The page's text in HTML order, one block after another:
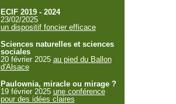
ECIF 2019 - 2024
23/02/2025
un dispositif foncier efficace
Sciences naturelles et sciences
sociales
20 février 2025 au pied du Ballon
d'Alsace
Paulownia, miracle ou mirage ?
19 février 2025 une conférence
pour des idées claires